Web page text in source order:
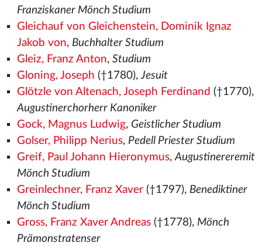
Franziskaner Mönch Studium
Gleichauf von Gleichenstein, Dominik Ignaz
Jakob von, Buchhalter Studium
Gleiz, Franz Anton, Studium
Gloning, Joseph (†1780),Jesuit
Glötzle von Altenach, Joseph Ferdinand (†1770),
Augustinerchorherr Kanoniker
Gock, Magnus Ludwig, Geistlicher Studium
Golser, Philipp Nerius, Pedell Priester Studium
Greif, Paul Johann Hieronymus,Augustinereremit
Mönch Studium
Greinlechner, Franz Xaver(†1797), Benediktiner
Mönch Studium
Gross, Franz Xaver Andreas(†1778), Mönch
Prämonstratenser